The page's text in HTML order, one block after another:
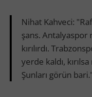
Nihat Kahveci:
şans. Antalyaspor
kırılırdı.
yerde kaldı,
Şunları görün